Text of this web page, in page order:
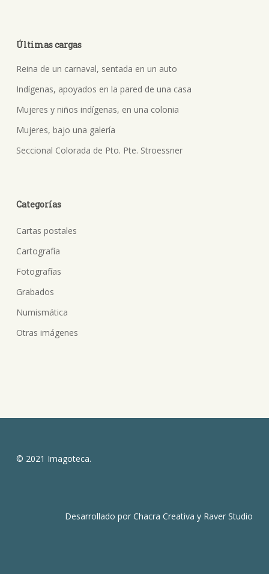
Últimas cargas
Reina de un carnaval, sentada en un auto
Indígenas, apoyados en la pared de una casa
Mujeres y niños indígenas, en una colonia
Mujeres, bajo una galería
Seccional Colorada de Pto. Pte. Stroessner
Categorías
Cartas postales
Cartografía
Fotografías
Grabados
Numismática
Otras imágenes
© 2021 Imagoteca.
Desarrollado porChacra Creativa y Raver Studio